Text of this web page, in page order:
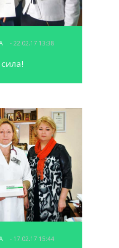
- 22.02.17 13:38
- 17.02.17 15:44